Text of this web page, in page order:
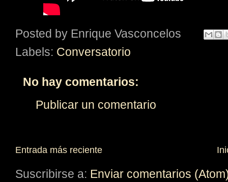
Posted by Enrique Vasconcelos
Labels: Conversatorio
No hay comentarios:
Publicar un comentario
Entrada más reciente
Suscribirse a: Enviar comentarios